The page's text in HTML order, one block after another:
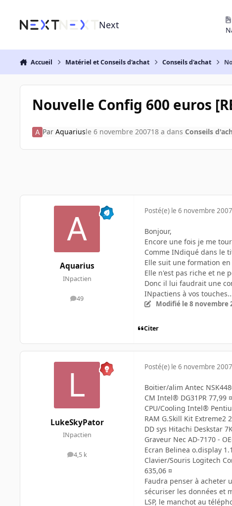
Next
Accueil Matériel et Conseils d'achat Conseils d'achat
Nouvelle Config 600 euros
Par Aquariusle 6 novembre 200718 a dans Conseils
Aquarius
INpactien
49
messages
Posté(e) le 6 novembre 2007
Bonjour,
Encore une fois je me
Comme INdiqué dans le
Elle suit une formation
Elle n'est pas riche et ne
Donc il lui faudrait une
INpactiens à vos
Modifié le 8 novembre
Citer
LukeSkyPator
INpactien
4,5 k
messages
Posté(e) le 6 novembre 2007
Boitier/alim Antec
CM Intel® DG31PR 77,99 ¤
CPU/Cooling Intel®
RAM G.Skill Kit Extreme2
DD sys Hitachi Deskstar
Graveur Nec AD-7170 -
Ecran Belinea o.display
Clavier/Souris Logitech
635,06 ¤
Faudra penser à acheter
sécuriser les données et
LSP, le manchot au